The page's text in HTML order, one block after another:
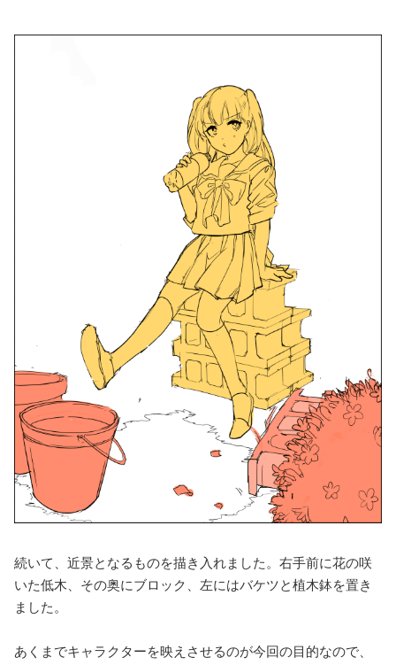
続いて、近景となるものを描き入れました。右手前に花の咲
いた低木、その奥にブロック、左にはバケツと植木鉢を置き
ました。
あくまでキャラクターを映えさせるのが今回の目的なので、